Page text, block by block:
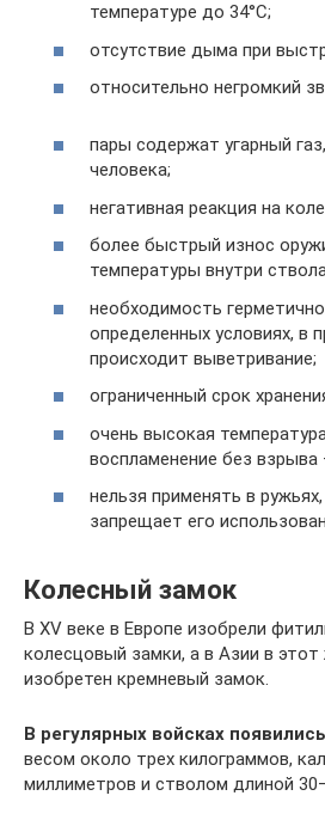
температуре до 34°С;
отсутствие дыма при
относительно негромкий
пары содержат угарный
человека;
негативная реакция на
более быстрый износ
температуры внутри
необходимость
определенных условиях, в
происходит выветривание;
ограниченный срок
очень высокая
воспламенение без
нельзя применять в
запрещает его
Колесный замок
В XV веке в Европе изобрели
колесцовый замки, а в Азии в
изобретен кремневый замок.
В регулярных войсках
весом около трех килограммов,
миллиметров и стволом длиной